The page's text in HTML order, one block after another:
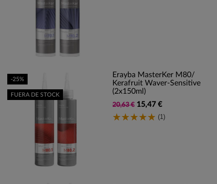
Erayba MasterKer M80/
Kerafruit Waver-Sensitive
(2x150ml)
20,63 € 15,47 €
(1)
-25%
FUERA DE STOCK